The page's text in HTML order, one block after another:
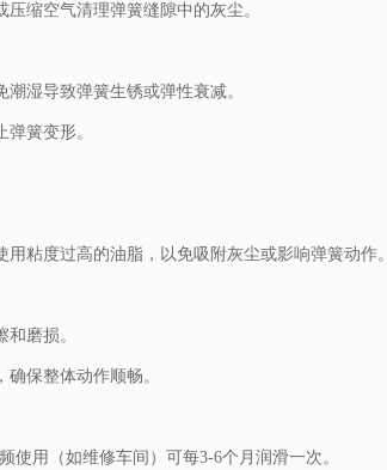
缩空气清理弹簧缝隙中的灰尘。
湿导致弹簧生锈或弹性衰减。
簧变形。
粘度过高的油脂，以免吸附灰尘或影响弹簧动作。
磨损。
保整体动作顺畅。
使用（如维修车间）可每3-6个月润滑一次。